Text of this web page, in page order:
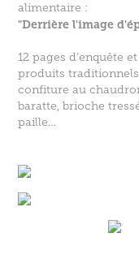
alimentaire :
"Derrière l'image
12 pages d'enquête
produits
confiture au
baratte, brioche
paille…